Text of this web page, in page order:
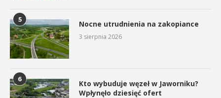
5 Nocne utrudnienia na zakopiance
3 sierpnia 2026
6
Kto wybuduje węzeł w Jaworniku?
Wpłynęło dziesięć ofert